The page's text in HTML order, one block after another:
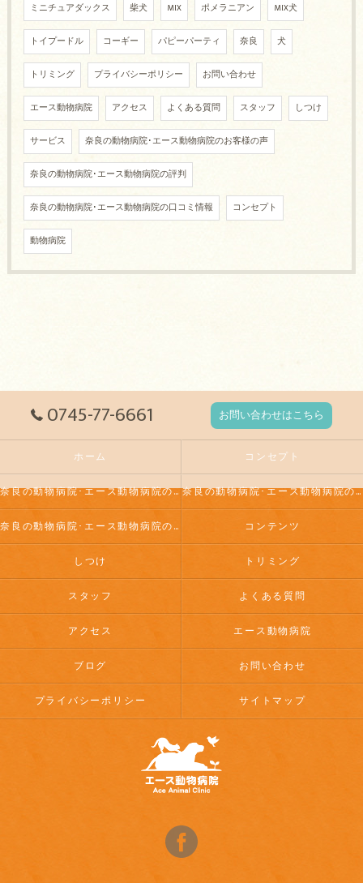
ミニチュアダックス 柴犬 MIX ポメラニアン MIX犬
トイプードル コーギー パピーパーティ 奈良 犬
トリミング プライバシーポリシー お問い合わせ
エース動物病院 アクセス よくある質問 スタッフ しつけ
サービス 奈良の動物病院･エース動物病院のお客様の声
奈良の動物病院･エース動物病院の評判
奈良の動物病院･エース動物病院の口コミ情報 コンセプト
動物病院
0745-77-6661 お問い合わせはこちら
ホーム コンセプト
奈良の動物病院･エース動物病院の口コミ情報 奈良の動物病院･エース動物病院の評判
奈良の動物病院･エース動物病院のお客様の声 コンテンツ
しつけ トリミング
スタッフ よくある質問
アクセス エース動物病院
ブログ お問い合わせ
プライバシーポリシー サイトマップ